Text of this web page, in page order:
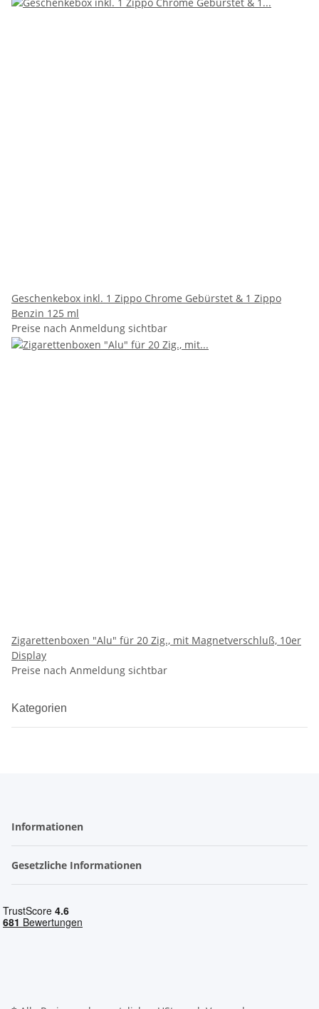
Geschenkebox inkl. 1 Zippo Chrome Gebürstet & 1 Zippo
Benzin 125 ml
Preise nach Anmeldung sichtbar
Zigarettenboxen "Alu" für 20 Zig., mit Magnetverschluß, 10er
Display
Preise nach Anmeldung sichtbar
Kategorien
Informationen
Gesetzliche Informationen